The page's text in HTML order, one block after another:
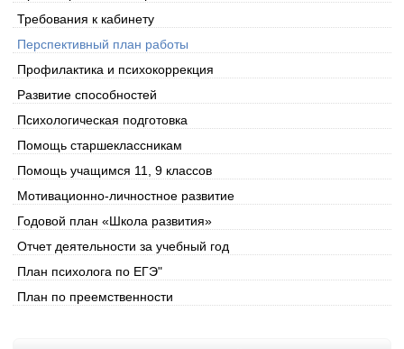
Требования к кабинету
Перспективный план работы
Профилактика и психокоррекция
Развитие способностей
Психологическая подготовка
Помощь старшеклассникам
Помощь учащимся 11, 9 классов
Мотивационно-личностное развитие
Годовой план «Школа развития»
Отчет деятельности за учебный год
План психолога по ЕГЭ"
План по преемственности